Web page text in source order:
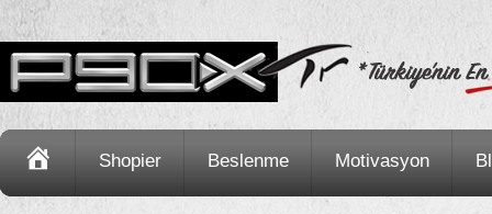
Sayfa
Shopier Beslenme Motivasyon